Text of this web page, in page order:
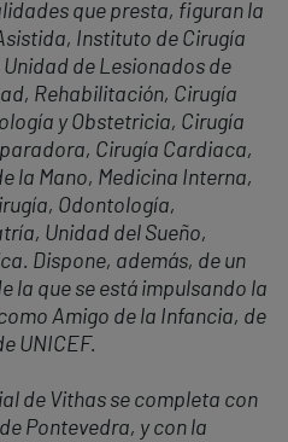
que presta, figuran la
Instituto de Cirugía
de Lesionados de
Rehabilitación, Cirugía
y Obstetricia, Cirugía
Cirugía Cardiaca,
la Mano, Medicina Interna,
Odontología,
Unidad del Sueño,
Dispone, además, de un
la que se está impulsando la
Amigo de la Infancia, de
UNICEF.
de Vithas se completa con
Pontevedra, y con la